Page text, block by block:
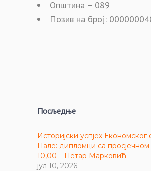
Општина – 089
Позив на број:
Посљедње
Историјски успјех Економског
Пале: дипломци са просјечном
10,00 – Петар Марковић
јул 10, 2026